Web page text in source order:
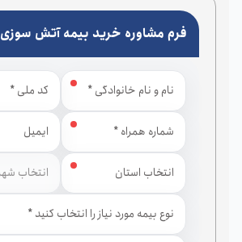
فرم مشاوره خرید بیمه آتش سوزی
استان شهر